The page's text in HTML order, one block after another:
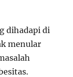
dihadapi di
menular